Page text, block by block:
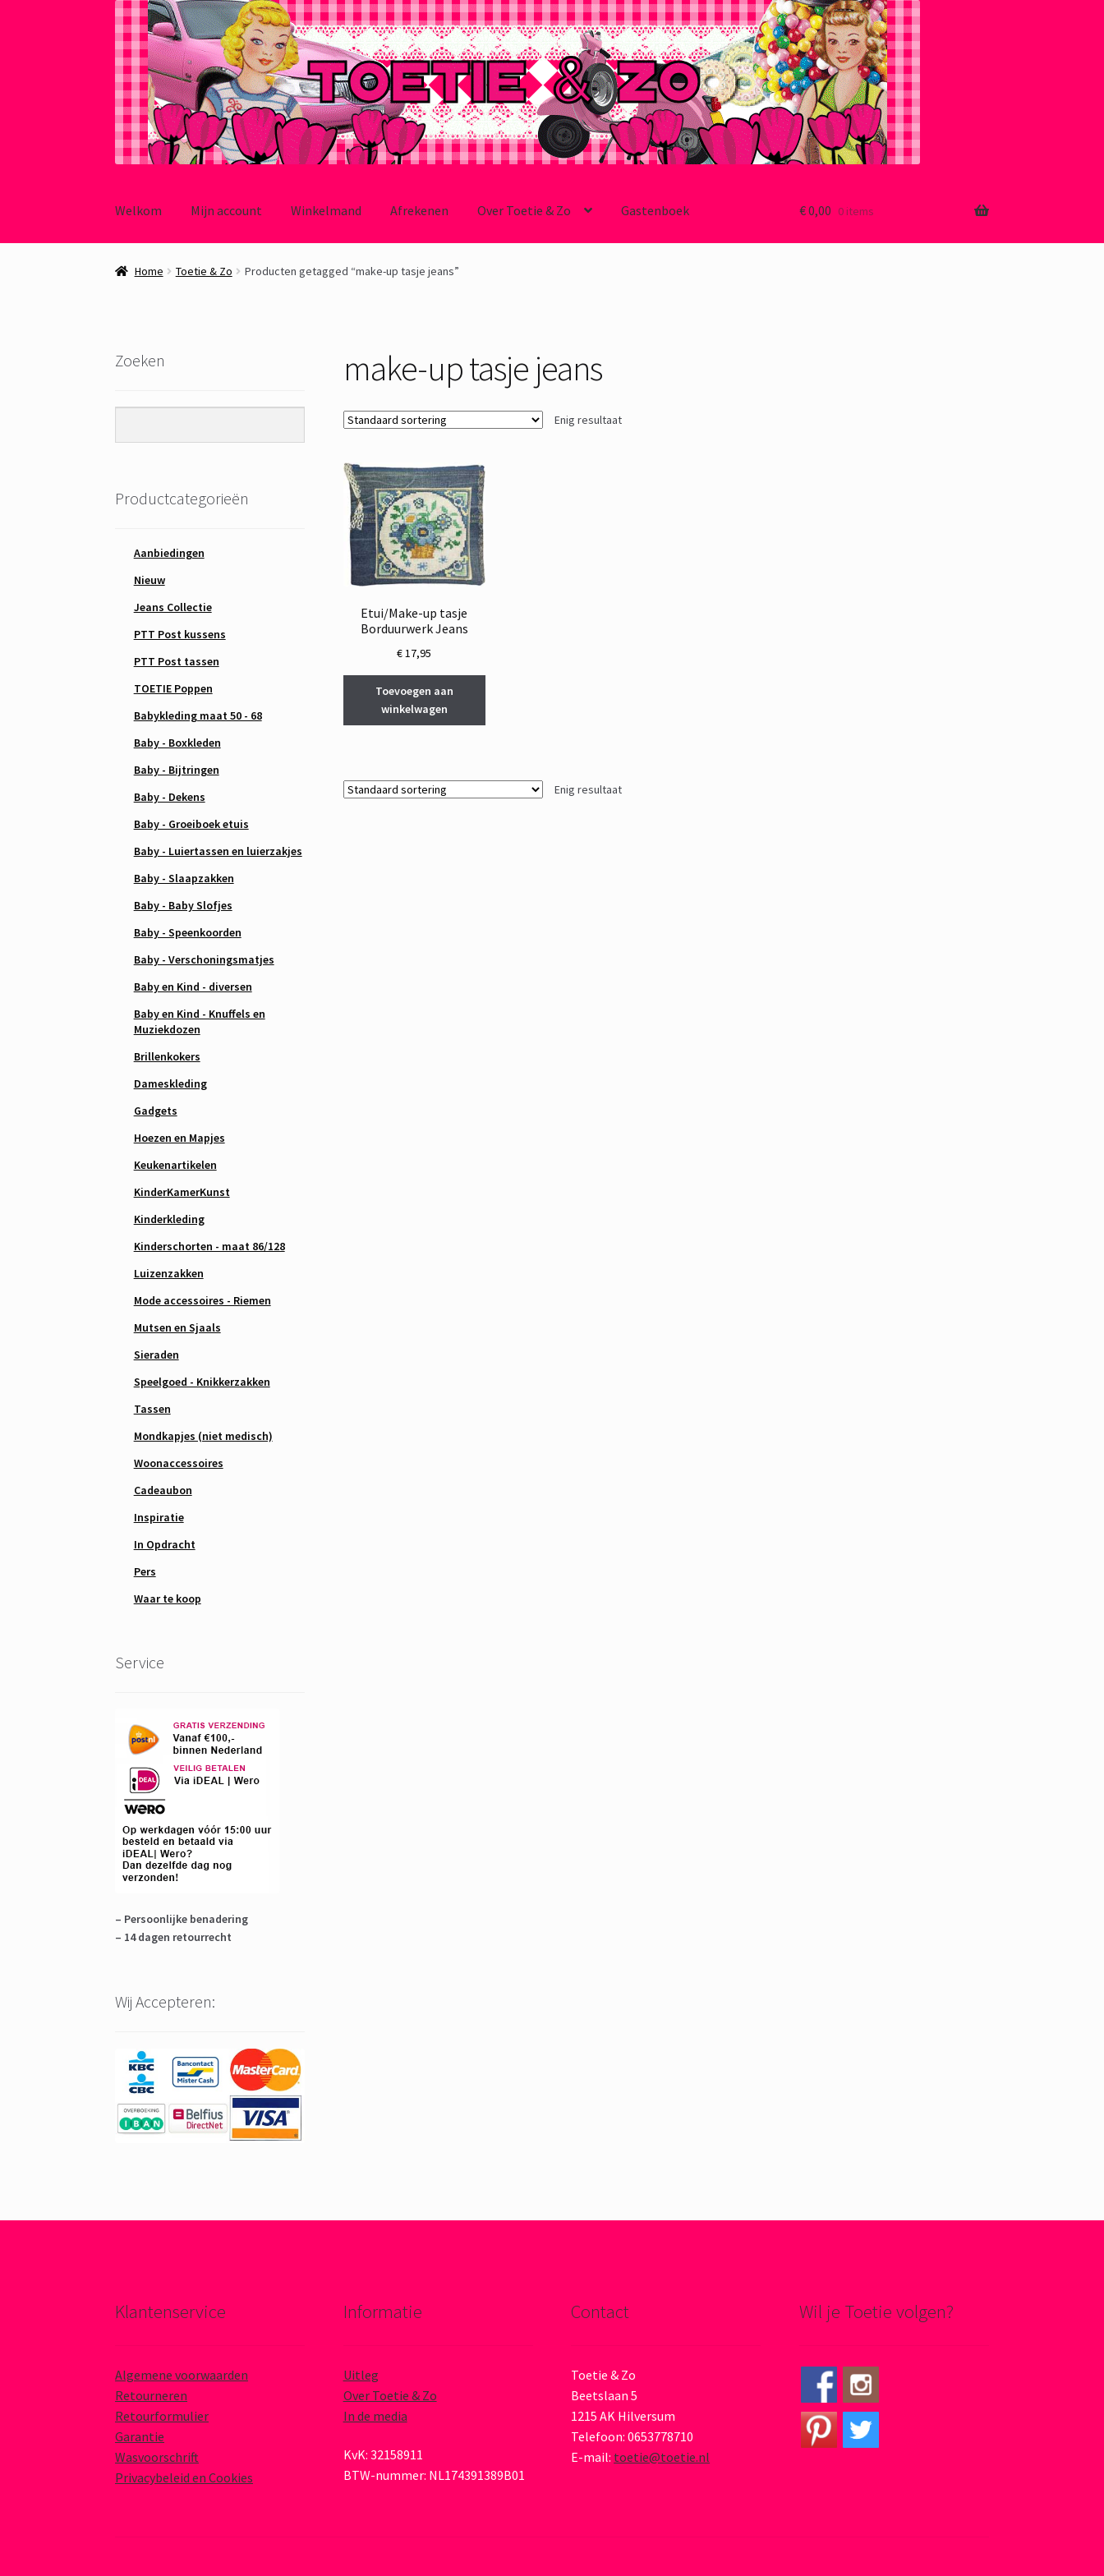
door
naar
Welkom Mijn account Winkelmand Afrekenen Over Toetie & Zo Gastenboek €0,00 0 items
Home Toetie & Zo Producten getagged “make-up tasje jeans”
make-up tasje jeans
Enig resultaat
Etui/Make-up tasje
Borduurwerk Jeans
€17,95
Toevoegen aan
winkelwagen
Enig resultaat
Zoeken
Productcategorieën
Aanbiedingen
Nieuw
Jeans Collectie
PTT Post kussens
PTT Post tassen
TOETIE Poppen
Babykleding maat 50 - 68
Baby - Boxkleden
Baby - Bijtringen
Baby - Dekens
Baby - Groeiboek etuis
Baby - Luiertassen en luierzakjes
Baby - Slaapzakken
Baby - Baby Slofjes
Baby - Speenkoorden
Baby - Verschoningsmatjes
Baby en Kind - diversen
Baby en Kind - Knuffels en
Muziekdozen
Brillenkokers
Dameskleding
Gadgets
Hoezen en Mapjes
Keukenartikelen
KinderKamerKunst
Kinderkleding
Kinderschorten - maat 86/128
Luizenzakken
Mode accessoires - Riemen
Mutsen en Sjaals
Sieraden
Speelgoed - Knikkerzakken
Tassen
Mondkapjes (niet medisch)
Woonaccessoires
Cadeaubon
Inspiratie
In Opdracht
Pers
Waar te koop
Service
– Persoonlijke benadering
– 14 dagen retourrecht
Wij Accepteren:
Klantenservice
Algemene voorwaarden
Retourneren
Retourformulier
Garantie
Wasvoorschrift
Privacybeleid en Cookies
Informatie
Uitleg
Over Toetie & Zo
In de media
KvK: 32158911
BTW-nummer: NL174391389B01
Contact
Toetie & Zo
Beetslaan 5
1215 AK Hilversum
Telefoon: 0653778710
E-mail: toetie@toetie.nl
Wil je Toetie volgen?